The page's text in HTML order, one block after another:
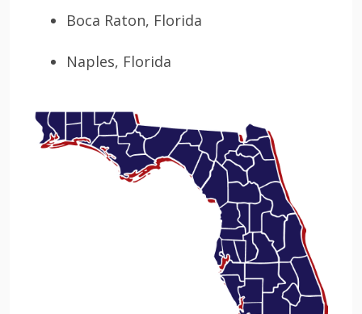
Boca Raton, Florida
Naples, Florida